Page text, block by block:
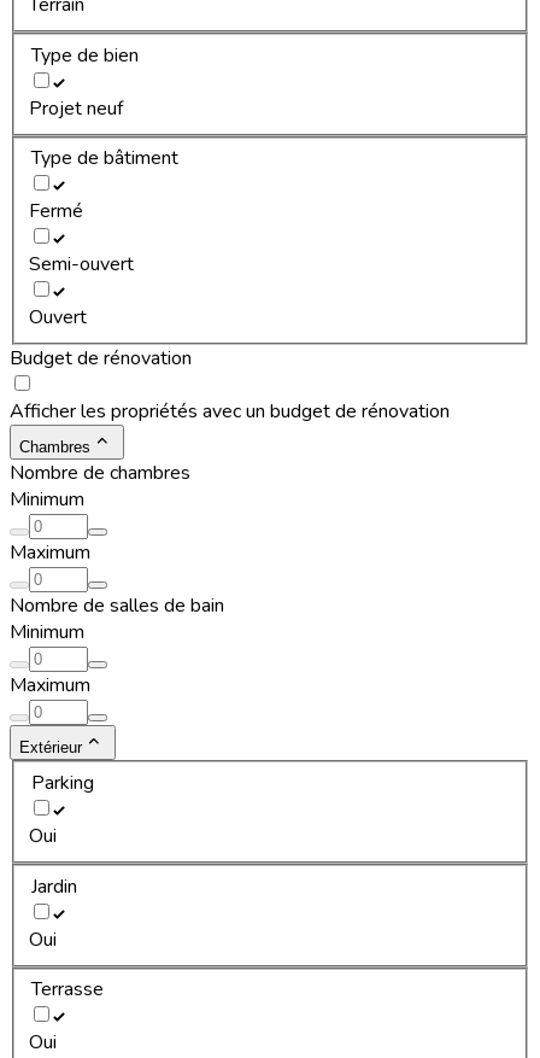
Type de bien
Projet neuf
Type de bâtiment
Fermé
Semi-ouvert
Ouvert
Budget de rénovation
Afficher les propriétés avec un budget de rénovation
Chambres
Nombre de chambres
Minimum
Maximum
Nombre de salles de bain
Minimum
Maximum
Extérieur
Parking
Oui
Jardin
Oui
Terrasse
Oui